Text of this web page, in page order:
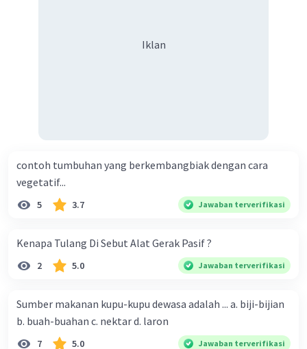
Iklan
contoh tumbuhan yang berkembangbiak dengan cara
vegetatif...
5 3.7 Jawaban terverifikasi
Kenapa Tulang Di Sebut Alat Gerak Pasif ?
2 5.0 Jawaban terverifikasi
Sumber makanan kupu-kupu dewasa adalah ... a. biji-bijian
b. buah-buahan c. nektar d. laron
7 5.0 Jawaban terverifikasi